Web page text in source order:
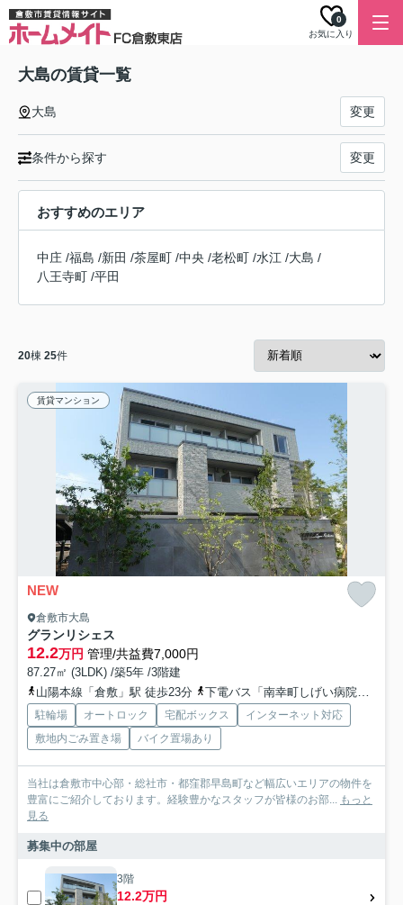
お気に入り
0
大島の賃貸一覧
大島 変更
条件から探す 変更
おすすめのエリア
中庄 /福島 /新田 /茶屋町 /中央 /老松町 /水江 /大島 /
八王寺町 /平田
20棟 25件
賃貸マンション
NEW
倉敷市大島
グランリシェス
12.2万円 管理/共益費7,000円
87.27㎡ (3LDK) /築5年 /3階建
山陽本線「倉敷」駅 徒歩23分
下電バス「南幸町しげい病院前」バス停下車 徒歩14分
駐輪場 オートロック 宅配ボックス
インターネット対応
敷地内ごみ置き場
バイク置場あり
当社は倉敷市中心部・総社市・都窪郡早島町など幅広いエリアの物件を
豊富にご紹介しております。経験豊かなスタッフが皆様のお部... もっと
見る
募集中の部屋
3階
12.2万円